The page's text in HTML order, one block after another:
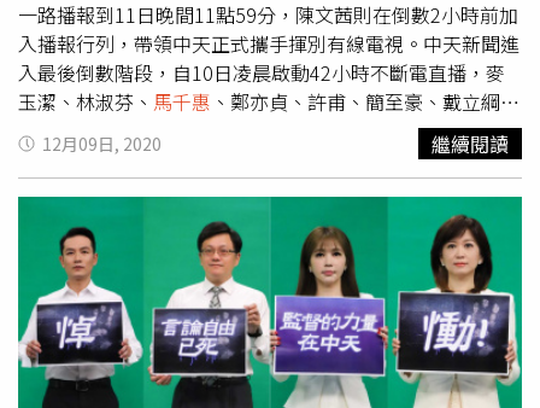
2個月，已累積近20萬人關注，他也相當看好新媒體後續發
展，「最大的不同就是快速，電視還要SNG來，架攝影機、
拿麥克風，新媒體不用，只要手機打開就能直播。」他笑說
離開當下韓國瑜曾傳問慰問：「是我害了你。」他強調：
「我們從沒這樣覺得，過去我們彼此理解而能夠一起，無論
是2018年勝選還落敗，他並沒把我們過去一起努力的經
歷，因為選輸就拋腦後，我們不可能對彼此懷有這種不良心
態，因為是共同承擔，很謝謝他用這種韓式作風送上祝福，
很謝謝他。」
一路播報到11日晚間11點59分，陳文茜則在倒數2小時前加
入播報行列，帶領中天正式攜手揮別有線電視。中天新聞進
入最後倒數階段，自10日凌晨啟動42小時不斷電直播，麥
玉潔、林淑芬、 馬千惠 、鄭亦貞、許甫、簡至豪、戴立綱等
主播都將參予其中，入夜後還有雙妤（伃）主播以及嘉源、
盈秀主播與觀眾徹夜暢聊。中天新聞公開倒數42小時主播排
班資訊。（圖／中天新聞提供） 11日晚間6點活動開始進
入精彩最高潮，盧秀芳主播最後一次在52頻道播報晚間新
聞，也將安排驚喜內容、神秘嘉賓出席，敬請拭目以待。中
天新聞將在最後一小時將邀請475位員工，細數26年的榮耀
與紀錄，並於12日凌晨12點跨入新媒體時代元年。此外，
中天新聞也在臉書寫下：「我們憤怒、我們失望，但我們仍
會堅守崗位到最後。當52台變成黑畫面，中天新聞網路重
生，繼續強力監督政府，守護新聞自由到底。」
12月09日, 2020 繼續閱讀